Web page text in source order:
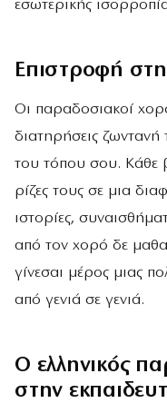
εσωτερικής
Επιστροφή
Οι παραδοσιακοί
διατηρήσεις
του τόπου σου. Κάθε
ρίζες τους σε μια
ιστορίες,
από τον χορό δε
γίνεσαι μέρος μιας
από γενιά σε γενιά.
Ο ελληνικός
στην